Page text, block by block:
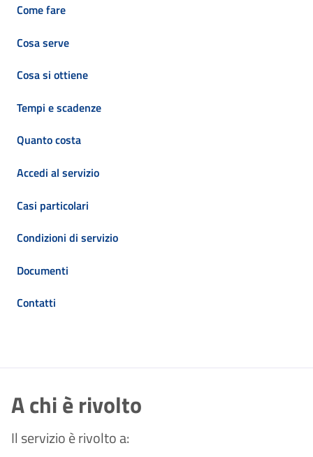
Come fare
Cosa serve
Cosa si ottiene
Tempi e scadenze
Quanto costa
Accedi al servizio
Casi particolari
Condizioni di servizio
Documenti
Contatti
A chi è rivolto
Il servizio è rivolto a: